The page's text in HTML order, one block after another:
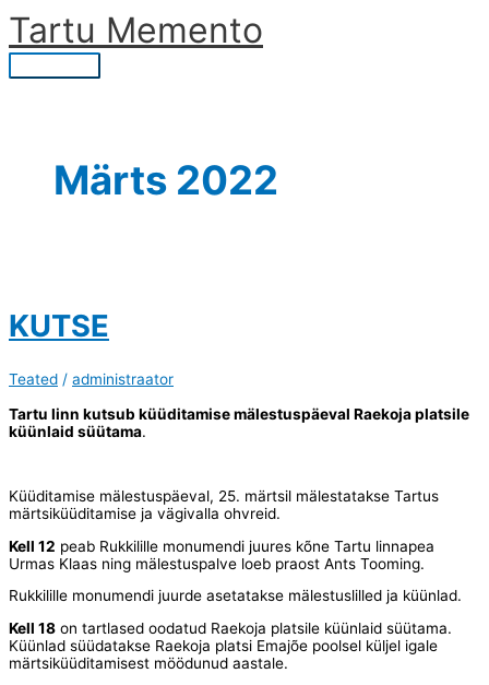
Skip
content
Tartu Memento
Main
Märts 2022
KUTSE
Teated / administraator
Tartu linn kutsub küüditamise mälestuspäeval Raekoja platsile
küünlaid süütama.
Küüditamise mälestuspäeval, 25. märtsil mälestatakse Tartus
märtsiküüditamise ja vägivalla ohvreid.
Kell 12 peab Rukkilille monumendi juures kõne Tartu linnapea
Urmas Klaas ning mälestuspalve loeb praost Ants Tooming.
Rukkilille monumendi juurde asetatakse mälestuslilled ja küünlad.
Kell 18 on tartlased oodatud Raekoja platsile küünlaid süütama.
Küünlad süüdatakse Raekoja platsi Emajõe poolsel küljel igale
märtsiküüditamisest möödunud aastale.